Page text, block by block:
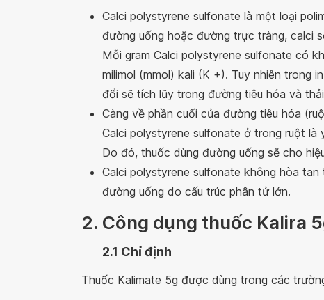
Calci polystyrene sulfonate là một loại
đường uống hoặc đường trực tràng, calci
Mỗi gram Calci polystyrene sulfonate có
milimol (mmol) kali (K +). Tuy nhiên trong
đổi sẽ tích lũy trong đường tiêu hóa và
Càng về phần cuối của đường tiêu hóa
Calci polystyrene sulfonate ở trong ruột là
Do đó, thuốc dùng đường uống sẽ cho
Calci polystyrene sulfonate không hòa
đường uống do cấu trúc phân tử lớn.
2. Công dụng thuốc Kalira
2.1 Chỉ định
Thuốc Kalimate 5g được dùng trong các